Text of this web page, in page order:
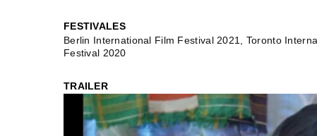
FESTIVALES
Berlin International Film Festival 2021, Toronto
Festival 2020
TRAILER